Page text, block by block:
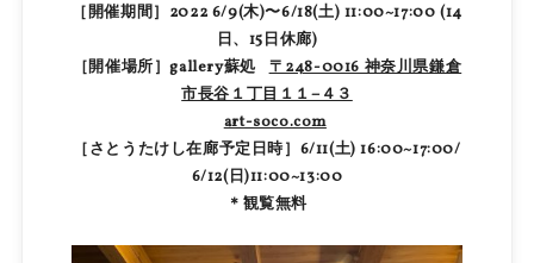
［開催期間］2022 6/9(木)〜6/18(土) 11:00~17:00 (14
日、15日休廊)
［開催場所］gallery蘇処〒248-0016 神奈川県鎌倉
市長谷１丁目１１−４３
art-soco.com
［さとうたけし在廊予定日時］6/11(土) 16:00~17:00/
6/12(日)11:00~13:00
＊観覧無料